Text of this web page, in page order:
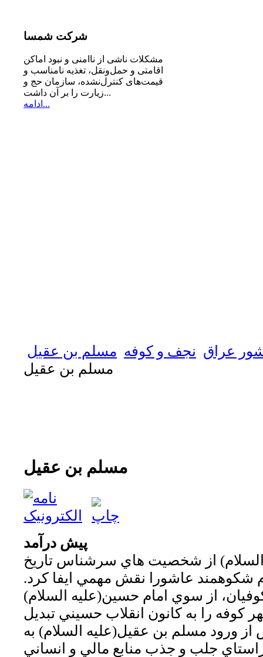
شرکت شمسا
مشكلات ناشی از ناامنی و نبود اماكن
اقامتی و حمل‌ونقل، تغذیه‌ نامناسب و
قیمت‌های كنترل‌نشده، سازمان حج و
زیارت را بر آن داشت...
ادامه...
عراق نجف و كوفه مسلم بن عقيل
مسلم بن عقيل
مسلم بن عقيل
پيش درآمد
از شخصيت هاي سرشناس تاريخ
شكوهمند عاشورا نقش مهمي ايفا كرد.
از سوي امام حسين(عليه السلام)
كوفه را به كانون انقلاب حسيني تبديل
از ورود مسلم بن عقيل(عليه السلام) به
جلب و جذب منابع مالي و انساني